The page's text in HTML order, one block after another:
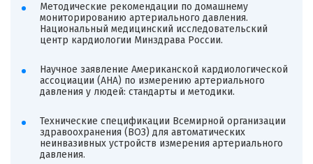
Методические рекомендации по домашнему
мониторированию артериального давления.
Национальный медицинский исследовательский
центр кардиологии Минздрава России.
Научное заявление Американской кардиологической
ассоциации (AHA) по измерению артериального
давления у людей: стандарты и методики.
Технические спецификации Всемирной организации
здравоохранения (ВОЗ) для автоматических
неинвазивных устройств измерения артериального
давления.